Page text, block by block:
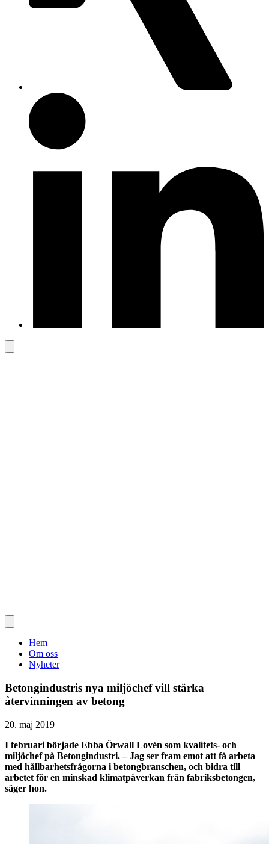
Hem
Om oss
Nyheter
Betongindustris nya miljöchef vill stärka
återvinningen av betong
20. maj 2019
I februari började Ebba Örwall Lovén som kvalitets- och
miljöchef på Betongindustri. – Jag ser fram emot att få arbeta
med hållbarhetsfrågorna i betongbranschen, och bidra till
arbetet för en minskad klimatpåverkan från fabriksbetongen,
säger hon.